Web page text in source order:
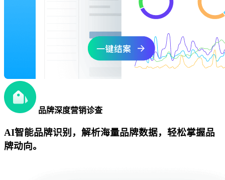
品牌深度营销诊查
AI智能品牌识别，解析海量品牌数据，轻松掌握品
牌动向。